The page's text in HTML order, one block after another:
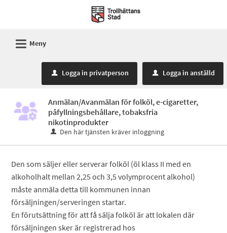
sidorL Meny
u Logga in privatperson u Logga in anställd
Anmälan/Avanmälan för folköl, e-cigaretter,
påfyllningsbehållare, tobaksfria
nikotinprodukter
Den här tjänsten kräver inloggning
Den som säljer eller serverar folköl (öl klass II med en
alkoholhalt mellan 2,25 och 3,5 volymprocent alkohol)
måste anmäla detta till kommunen innan
försäljningen/serveringen startar.
En förutsättning för att få sälja folköl är att lokalen där
försäljningen sker är registrerad hos